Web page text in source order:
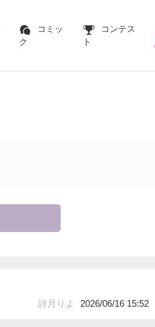
コミッ
ク
コンテス
ト
詩月りよ
2026/06/16 15:52